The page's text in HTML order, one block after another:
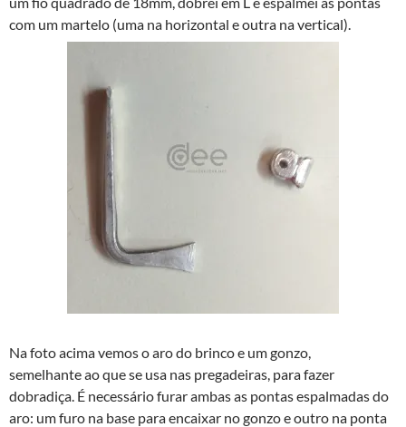
com um martelo (uma na horizontal e outra na vertical).
Na foto acima vemos o aro do brinco e um gonzo,
semelhante ao que se usa nas pregadeiras, para fazer
dobradiça. É necessário furar ambas as pontas espalmadas do
aro: um furo na base para encaixar no gonzo e outro na ponta